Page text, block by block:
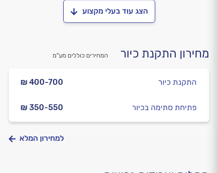
הצג עוד בעלי מקצוע
מחירון התקנת כיור המחירים כוללים מע”מ
₪ 400-700 התקנת כיור
₪ 350-550 פתיחת סתימה בכיור
למחירון המלא